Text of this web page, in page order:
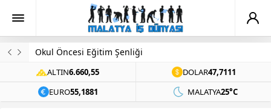
Okul Öncesi Eğitim Şenliği
ALTIN6.660,55 DOLAR47,7111
EURO55,1881 MALATYA25°C